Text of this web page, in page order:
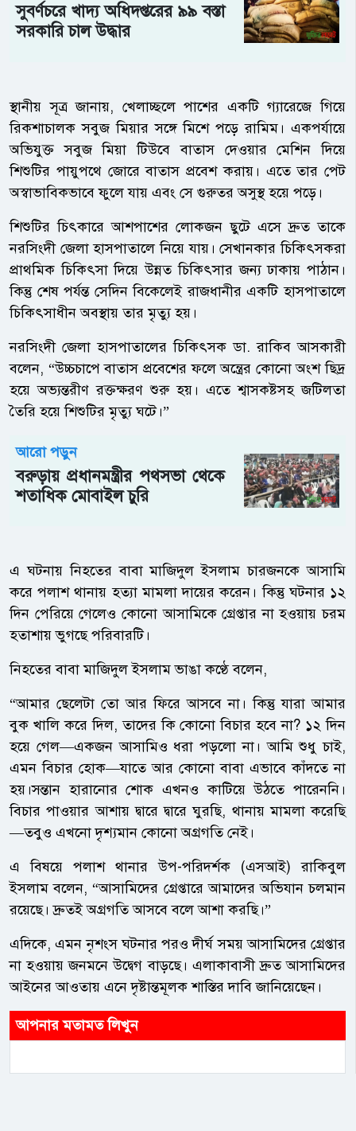
সুবর্ণচরে খাদ্য অধিদপ্তরের ৯৯ বস্তা
সরকারি চাল উদ্ধার
স্থানীয় সূত্র জানায়, খেলাচ্ছলে পাশের একটি গ্যারেজে গিয়ে
রিকশাচালক সবুজ মিয়ার সঙ্গে মিশে পড়ে রামিম। একপর্যায়ে
অভিযুক্ত সবুজ মিয়া টিউবে বাতাস দেওয়ার মেশিন দিয়ে
শিশুটির পায়ুপথে জোরে বাতাস প্রবেশ করায়। এতে তার পেট
অস্বাভাবিকভাবে ফুলে যায় এবং সে গুরুতর অসুস্থ হয়ে পড়ে।
শিশুটির চিৎকারে আশপাশের লোকজন ছুটে এসে দ্রুত তাকে
নরসিংদী জেলা হাসপাতালে নিয়ে যায়। সেখানকার চিকিৎসকরা
প্রাথমিক চিকিৎসা দিয়ে উন্নত চিকিৎসার জন্য ঢাকায় পাঠান।
কিন্তু শেষ পর্যন্ত সেদিন বিকেলেই রাজধানীর একটি হাসপাতালে
চিকিৎসাধীন অবস্থায় তার মৃত্যু হয়।
নরসিংদী জেলা হাসপাতালের চিকিৎসক ডা. রাকিব আসকারী
বলেন, “উচ্চচাপে বাতাস প্রবেশের ফলে অন্ত্রের কোনো অংশ ছিদ্র
হয়ে অভ্যন্তরীণ রক্তক্ষরণ শুরু হয়। এতে শ্বাসকষ্টসহ জটিলতা
তৈরি হয়ে শিশুটির মৃত্যু ঘটে।”
আরো পড়ুন
বরুড়ায় প্রধানমন্ত্রীর পথসভা থেকে
শতাধিক মোবাইল চুরি
এ ঘটনায় নিহতের বাবা মাজিদুল ইসলাম চারজনকে আসামি
করে পলাশ থানায় হত্যা মামলা দায়ের করেন। কিন্তু ঘটনার ১২
দিন পেরিয়ে গেলেও কোনো আসামিকে গ্রেপ্তার না হওয়ায় চরম
হতাশায় ভুগছে পরিবারটি।
নিহতের বাবা মাজিদুল ইসলাম ভাঙা কণ্ঠে বলেন,
“আমার ছেলেটা তো আর ফিরে আসবে না। কিন্তু যারা আমার
বুক খালি করে দিল, তাদের কি কোনো বিচার হবে না? ১২ দিন
হয়ে গেল—একজন আসামিও ধরা পড়লো না। আমি শুধু চাই,
এমন বিচার হোক—যাতে আর কোনো বাবা এভাবে কাঁদতে না
হয়।সন্তান হারানোর শোক এখনও কাটিয়ে উঠতে পারেননি।
বিচার পাওয়ার আশায় দ্বারে দ্বারে ঘুরছি, থানায় মামলা করেছি
—তবুও এখনো দৃশ্যমান কোনো অগ্রগতি নেই।
এ বিষয়ে পলাশ থানার উপ-পরিদর্শক (এসআই) রাকিবুল
ইসলাম বলেন, “আসামিদের গ্রেপ্তারে আমাদের অভিযান চলমান
রয়েছে। দ্রুতই অগ্রগতি আসবে বলে আশা করছি।”
এদিকে, এমন নৃশংস ঘটনার পরও দীর্ঘ সময় আসামিদের গ্রেপ্তার
না হওয়ায় জনমনে উদ্বেগ বাড়ছে। এলাকাবাসী দ্রুত আসামিদের
আইনের আওতায় এনে দৃষ্টান্তমূলক শাস্তির দাবি জানিয়েছেন।
আপনার মতামত লিখুন